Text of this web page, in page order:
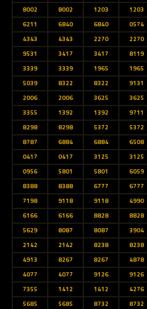
8002
8002 1203 1203
6211
6840 6840 0574
4343
4343 2270 2270
9531
3417 3417 8119
3339
3339 1965 1965
5039
8322 8322 9131
2006
2006 3625 3625
3355
1392 1392 9711
8298
8298 5372 5372
8787
6884 6884 6508
0417
0417 3125 3125
0956
5801 5801 6059
8388
8388 6777 6777
7198
9118 9118 4990
6166
6166 8828 8828
5629
8087 8087 3904
2142
2142 8238 8238
4913
8267 8267 4878
4077
4077 9126 9126
7355
1412 1412 4276
5685
5685 8732 8732